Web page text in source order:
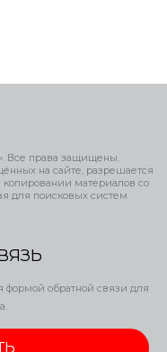
Все права защищены.
на сайте, разрешается
копировании материалов со
для поисковых систем
формой обратной связи для